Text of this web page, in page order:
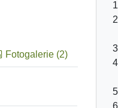
Fotogalerie (2)